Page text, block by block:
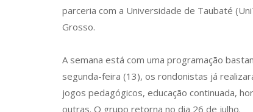
parceria com a Universidade de Taubaté
Grosso.
A semana está com uma programação
segunda-feira (13), os rondonistas já
jogos pedagógicos, educação continuada,
outras. O grupo retorna no dia 26 de julho.